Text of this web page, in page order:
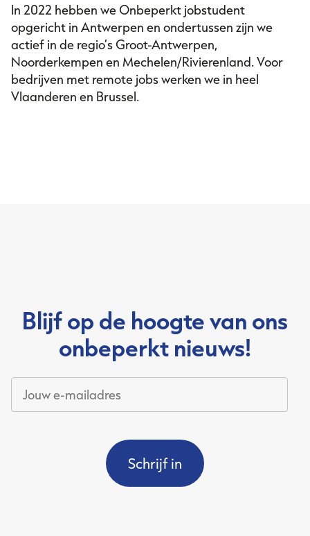
In 2022 hebben we Onbeperkt jobstudent
opgericht in Antwerpen en ondertussen zijn we
actief in de regio’s Groot-Antwerpen,
Noorderkempen en Mechelen/Rivierenland. Voor
bedrijven met remote jobs werken we in heel
Vlaanderen en Brussel.
Blijf op de hoogte van ons
onbeperkt nieuws!
Jouw